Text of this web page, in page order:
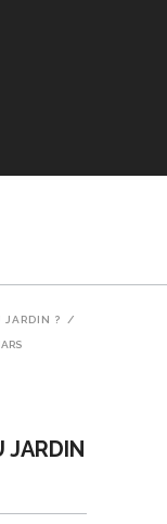
JARDIN ? /
JARDIN